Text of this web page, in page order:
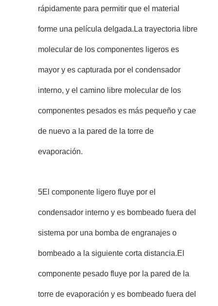
rápidamente para permitir que el material
forme una película delgada.La trayectoria libre
molecular de los componentes ligeros es
mayor y es capturada por el condensador
interno, y el camino libre molecular de los
componentes pesados es más pequeño y cae
de nuevo a la pared de la torre de
evaporación.
5El componente ligero fluye por el
condensador interno y es bombeado fuera del
sistema por una bomba de engranajes o
bombeado a la siguiente corta distancia.El
componente pesado fluye por la pared de la
torre de evaporación y es bombeado fuera del